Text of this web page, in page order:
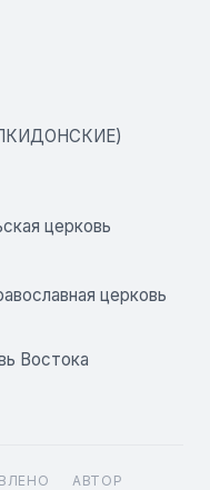
церковь
церковь
Востока
АВТОР